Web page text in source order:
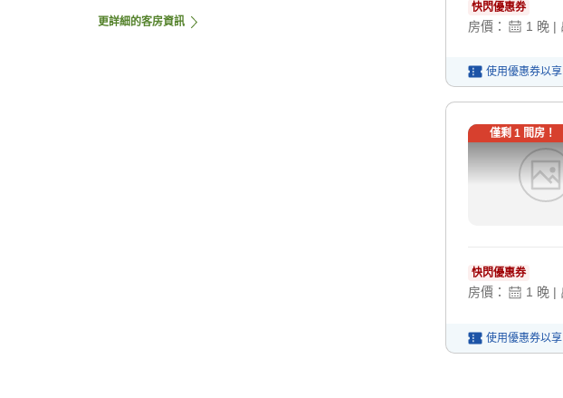
更詳細的客房資訊
快閃優惠券
房價： 1 晚 |
使用優惠券以享
僅剩 1間房！
快閃優惠券
房價： 1 晚 |
使用優惠券以享